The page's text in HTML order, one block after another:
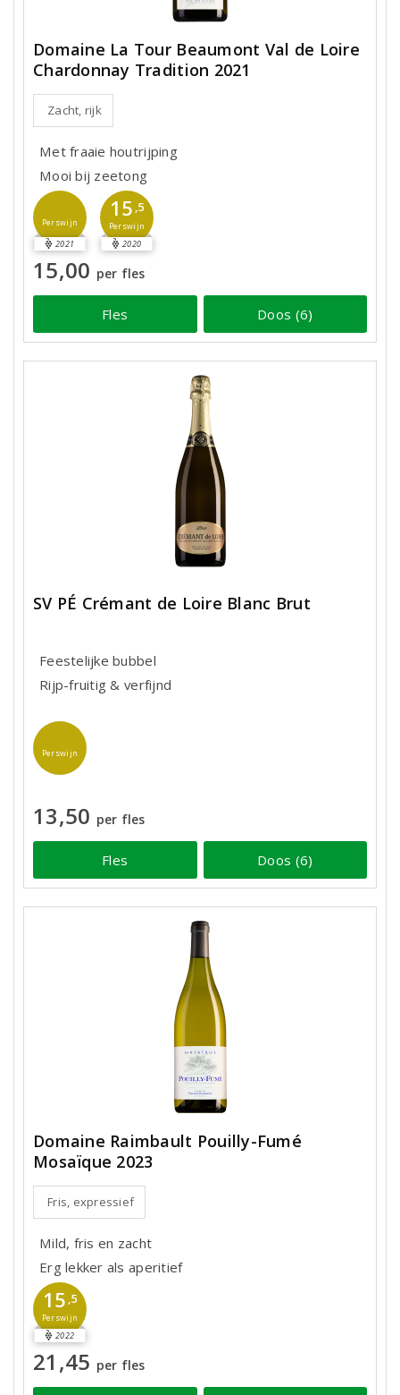
Domaine La Tour Beaumont Val de Loire
Chardonnay Tradition 2021
Zacht, rijk
Met fraaie houtrijping
Mooi bij zeetong
Perswijn
2021
15 ,5
Perswijn
2020
15,00 per fles
Fles Doos (6)
SV PÉ Crémant de Loire Blanc Brut
Feestelijke bubbel
Rijp-fruitig & verfijnd
Perswijn
13,50 per fles
Fles Doos (6)
Domaine Raimbault Pouilly-Fumé
Mosaïque 2023
Fris, expressief
Mild, fris en zacht
Erg lekker als aperitief
15 ,5
Perswijn
2022
21,45 per fles